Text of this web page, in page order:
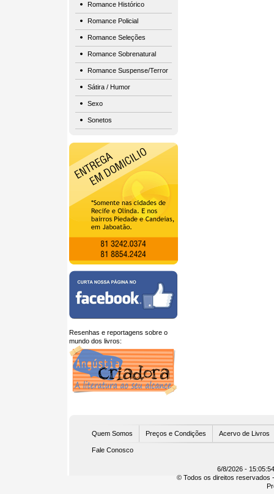
Romance Histórico
Romance Policial
Romance Seleções
Romance Sobrenatural
Romance Suspense/Terror
Sátira / Humor
Sexo
Sonetos
Resenhas e reportagens sobre o
mundo dos livros:
Quem Somos Preços e Condições Acervo de Livros
Fale Conosco
6/8/2026 -
© Todos os direitos reservados